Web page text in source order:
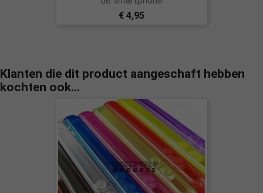
€ 4,95
Klanten die dit product aangeschaft hebben
kochten ook...